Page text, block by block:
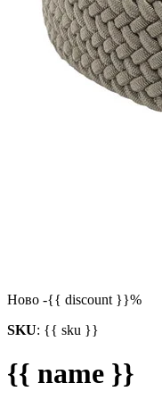
Ново -{{ discount }}%
SKU: {{ sku }}
{{ name }}